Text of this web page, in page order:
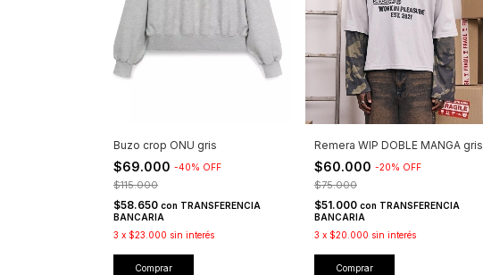
Buzo crop ONU gris
$69.000 -40% OFF
$115.000
$58.650 con TRANSFERENCIA
BANCARIA
3 x $23.000 sin interés
Comprar
Remera WIP DOBLE MANGA gris
$60.000 -20% OFF
$75.000
$51.000 con TRANSFERENCIA
BANCARIA
3 x $20.000 sin interés
Comprar